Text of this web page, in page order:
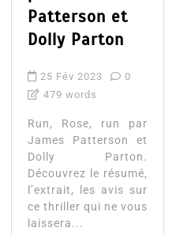
Patterson et
Dolly Parton
25 Fév 2023
0
479 words
Run, Rose, run par
James Patterson et
Dolly Parton.
Découvrez le résumé,
l’extrait, les avis sur
ce thriller qui ne vous
laissera...